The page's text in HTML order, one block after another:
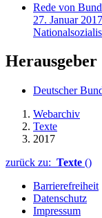
Rede von
27. Januar
Herausgeber
Deutscher
Webarchiv
Texte
2017
zurück zu: Texte ()
Barrierefreiheit
Datenschutz
Impressum